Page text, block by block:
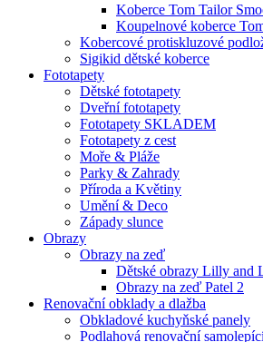
Koberce Tom Tailor
Koupelnové koberce
Kobercové protiskluzové
Sigikid dětské koberce
Fototapety
Dětské fototapety
Dveřní fototapety
Fototapety SKLADEM
Fototapety z cest
Moře & Pláže
Parky & Zahrady
Příroda a Květiny
Umění & Deco
Západy slunce
Obrazy
Obrazy na zeď
Dětské obrazy Lilly and
Obrazy na zeď Patel 2
Renovační obklady a dlažba
Obkladové kuchyňské panely
Podlahová renovační